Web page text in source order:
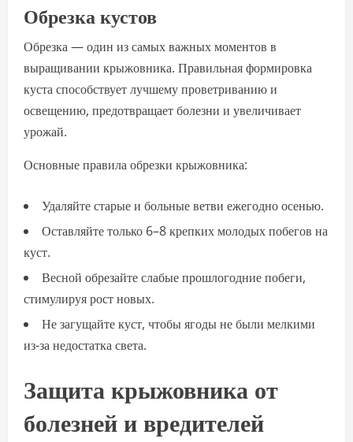
Обрезка кустов
Обрезка — один из самых важных моментов в
выращивании крыжовника. Правильная формировка
куста способствует лучшему проветриванию и
освещению, предотвращает болезни и увеличивает
урожай.
Основные правила обрезки крыжовника:
Удаляйте старые и больные ветви ежегодно осенью.
Оставляйте только 6–8 крепких молодых побегов на
куст.
Весной обрезайте слабые прошлогодние побеги,
стимулируя рост новых.
Не загущайте куст, чтобы ягоды не были мелкими
из-за недостатка света.
Защита крыжовника от
болезней и вредителей